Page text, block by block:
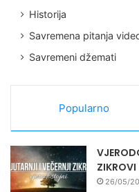
Historija
Savremena pitanja
Savremeni džemati
Popularno
ZIKROVI
26/05/